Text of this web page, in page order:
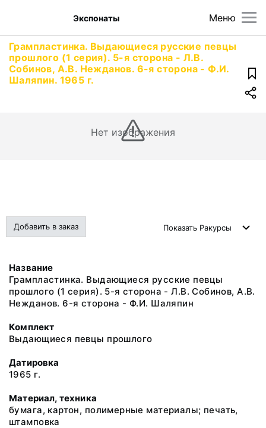
Меню
Экспонаты
Грампластинка. Выдающиеся русские певцы
прошлого (1 серия). 5-я сторона - Л.В.
Собинов, А.В. Нежданов. 6-я сторона - Ф.И.
Шаляпин. 1965 г.
Нет изображения
Добавить в заказ Показать Ракурсы
Название
Грампластинка. Выдающиеся русские певцы
прошлого (1 серия). 5-я сторона - Л.В. Собинов, А.В.
Нежданов. 6-я сторона - Ф.И. Шаляпин
Комплект
Выдающиеся певцы прошлого
Датировка
1965 г.
Материал, техника
бумага, картон, полимерные материалы; печать,
штамповка